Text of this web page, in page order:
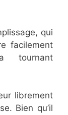
qui
facilement
tournant
librement
Bien qu’il